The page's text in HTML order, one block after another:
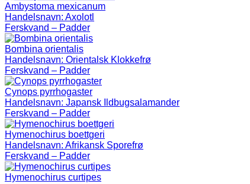
Ambystoma mexicanum
Handelsnavn: Axolotl
Ferskvand – Padder
Bombina orientalis
Handelsnavn: Orientalsk Klokkefrø
Ferskvand – Padder
Cynops pyrrhogaster
Handelsnavn: Japansk Ildbugsalamander
Ferskvand – Padder
Hymenochirus boettgeri
Handelsnavn: Afrikansk Sporefrø
Ferskvand – Padder
Hymenochirus curtipes